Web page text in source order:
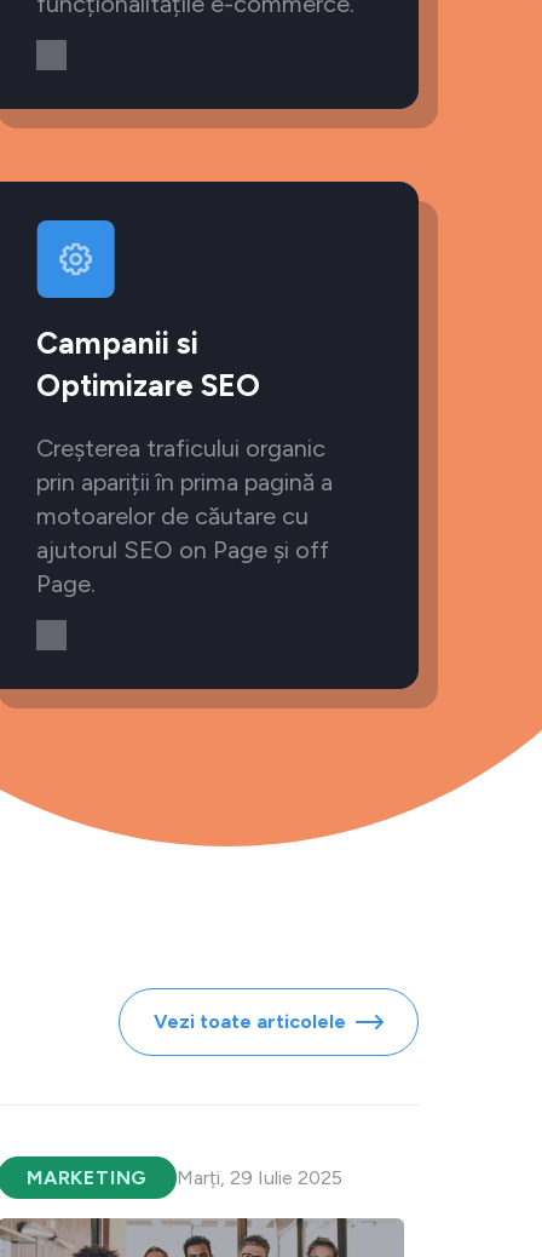
Campanii si
Optimizare SEO
Creșterea traficului organic
prin apariții în prima pagină a
motoarelor de căutare cu
ajutorul SEO on Page și off
Page.
Vezi toate articolele
MARKETING Marți, 29 Iulie 2025